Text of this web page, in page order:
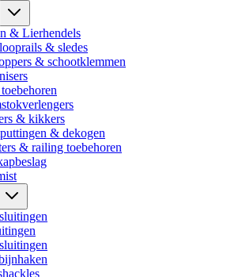
& Lierhendels
& sledes
& schootklemmen
& kikkers
& dekogen
& railing toebehoren